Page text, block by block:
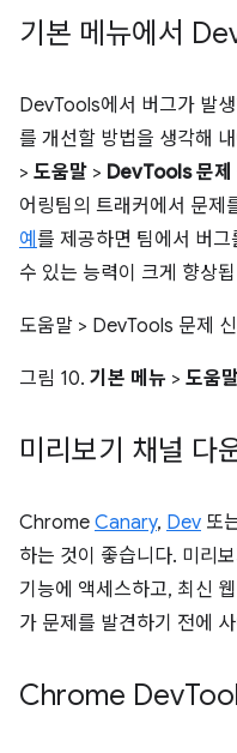
기본 메뉴에서
DevTools에서 버그가 발
를 개선할 방법을 생각해
> 도움말 > DevTools 문제
어링팀의 트래커에서 문제
예 를 제공하면 팀에서 버
수 있는 능력이 크게 향상
도움말 > DevTools 문제
그림 10. 기본 메뉴 > 도움
미리보기 채널 다
Chrome Canary, Dev 또
하는 것이 좋습니다. 미리
기능에 액세스하고, 최신
가 문제를 발견하기 전에
Chrome Dev